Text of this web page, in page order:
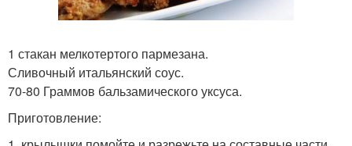
1 стакан мелкотертого пармезана.
Сливочный итальянский соус.
70-80 Граммов бальзамического уксуса.
Приготовление: